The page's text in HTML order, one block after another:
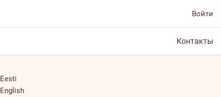
Войти
Контакты
Eesti
English